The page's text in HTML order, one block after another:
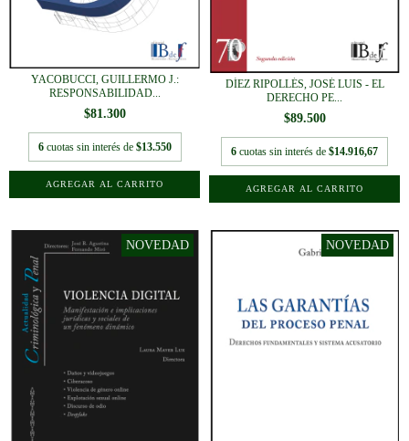
YACOBUCCI, GUILLERMO J.:
RESPONSABILIDAD...
$81.300
6 cuotas sin interés de $13.550
DÍEZ RIPOLLÉS, JOSÉ LUIS - EL
DERECHO PE...
$89.500
6 cuotas sin interés de $14.916,67